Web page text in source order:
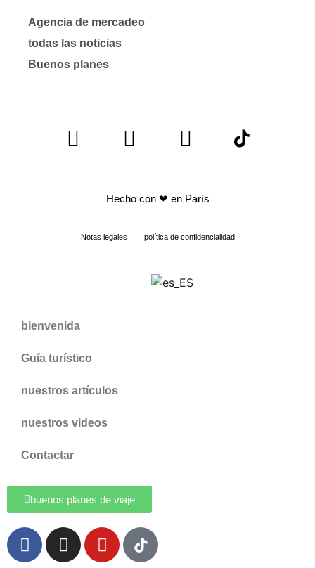
Agencia de mercadeo
todas las noticias
Buenos planes
Hecho con ❤ en París
Notas legales política de confidencialidad
bienvenida
Guía turístico
nuestros artículos
nuestros videos
Contactar
buenos planes de viaje